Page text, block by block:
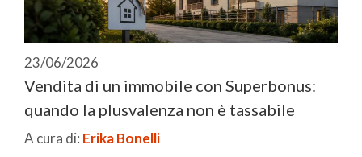
23/06/2026
Vendita di un immobile con Superbonus:
quando la plusvalenza non è tassabile
A cura di: Erika Bonelli